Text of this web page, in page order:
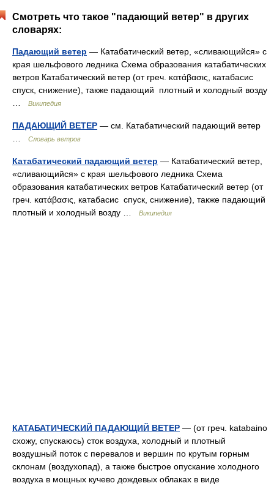
Смотреть что такое "падающий ветер" в других
словарях:
Падающий ветер — Катабатический ветер, «сливающийся» с
края шельфового ледника Схема образования катабатических
ветров Катабатический ветер (от греч. κατάβασις, катабасис
спуск, снижение), также падающий плотный и холодный возду
Википедия
ПАДАЮЩИЙ ВЕТЕР — см. Катабатический падающий ветер
Словарь ветров
Катабатический падающий ветер — Катабатический ветер,
«сливающийся» с края шельфового ледника Схема
образования катабатических ветров Катабатический ветер (от
греч. κατάβασις, катабасис спуск, снижение), также падающий
плотный и холодный возду …
Википедия
КАТАБАТИЧЕСКИЙ ПАДАЮЩИЙ ВЕТЕР — (от греч. katabaino
схожу, спускаюсь) сток воздуха, холодный и плотный
воздушный поток с перевалов и вершин по крутым горным
склонам (воздухопад), а также быстрое опускание холодного
воздуха в мощных кучево дождевых облаках в виде